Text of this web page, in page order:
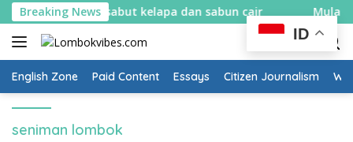
Skip
to
content
Breaking News
spons sabut kelapa dan sabun cair Mulai 10
English Zone Paid Content Essays Citizen Journalism
seniman lombok
ID